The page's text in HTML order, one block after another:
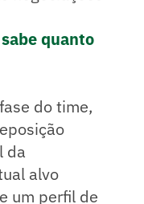
quanto
do time,
da
alvo
um perfil de